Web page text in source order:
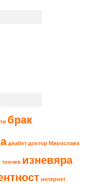
брак
диабет доктор Мирослава
изневяра
интернет